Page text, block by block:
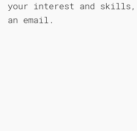
your interest and skills,
an email.